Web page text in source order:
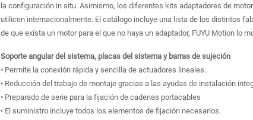
la configuración in situ. Asimismo, los diferentes kits adaptadores de
utilicen internacionalmente. El catálogo incluye una lista de los distintos
de que exista un motor para el que no haya un adaptador, FUYU Motion lo
Soporte angular del sistema, placas del sistema y barras de sujeción
• Permite la conexión rápida y sencilla de actuadores lineales.
• Reducción del trabajo de montaje gracias a las ayudas de instalación
• Preparado de serie para la fijación de cadenas portacables
• El suministro incluye todos los elementos de fijación necesarios.